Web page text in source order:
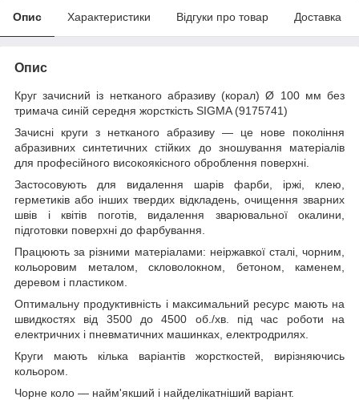
Опис Характеристики Відгуки про товар Доставка
Опис
Круг зачисний із нетканого абразиву (корал) Ø 100 мм без
тримача синій середня жорсткість SIGMA (9175741)
Зачисні круги з нетканого абразиву — це нове покоління
абразивних синтетичних стійких до зношування матеріалів
для професійного високоякісного оброблення поверхні.
Застосовують для видалення шарів фарби, іржі, клею,
герметиків або інших твердих відкладень, очищення зварних
швів і квітів поготів, видалення зварювальної окалини,
підготовки поверхні до фарбування.
Працюють за різними матеріалами: неіржавкої сталі, чорним,
кольоровим металом, скловолокном, бетоном, каменем,
деревом і пластиком.
Оптимальну продуктивність і максимальний ресурс мають на
швидкостях від 3500 до 4500 об./хв. під час роботи на
електричних і пневматичних машинках, електродрилях.
Круги мають кілька варіантів жорсткостей, вирізняючись
кольором.
Чорне коло — найм'якший і найделікатніший варіант.